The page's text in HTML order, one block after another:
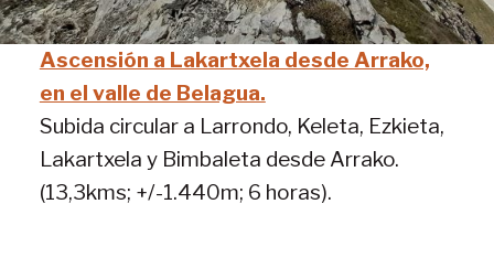
Ascensión a Lakartxela desde Arrako,
en el valle de Belagua.
Subida circular a Larrondo, Keleta, Ezkieta,
Lakartxela y Bimbaleta desde Arrako.
(13,3kms; +/-1.440m; 6 horas).